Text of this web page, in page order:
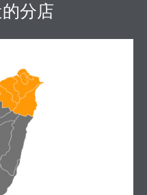
分店